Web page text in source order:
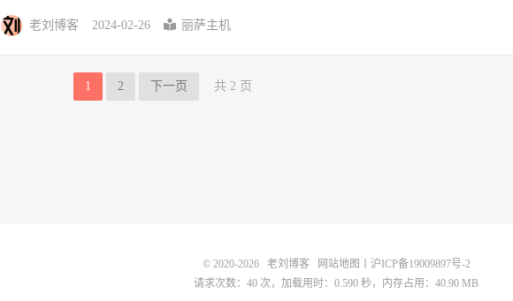
老刘博客 2024-02-26 丽萨主机
1 2 下一页 共 2 页
© 2020-2026 老刘博客 网站地图
沪ICP备19009897号-2
请求次数：40 次，加载用时：0.590 秒，内存占用：40.90 MB